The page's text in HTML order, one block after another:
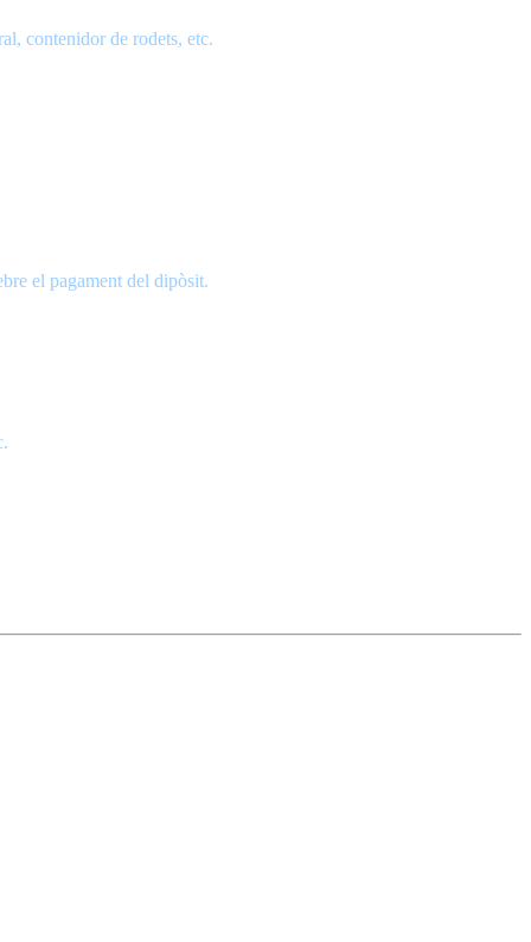
contenidor de rodets, etc.
el pagament del dipòsit.